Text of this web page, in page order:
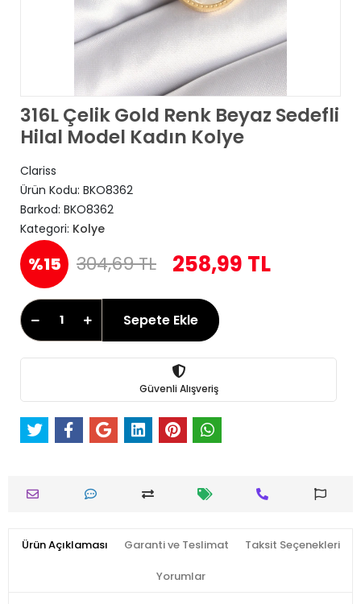
316L Çelik Gold Renk Beyaz Sedefli
Hilal Model Kadın Kolye
Clariss
Ürün Kodu: BKO8362
Barkod: BKO8362
Kategori: Kolye
%15 304,69 TL 258,99 TL
Sepete Ekle
Güvenli Alışveriş
Ürün Açıklaması Garanti ve Teslimat Taksit Seçenekleri
Yorumlar